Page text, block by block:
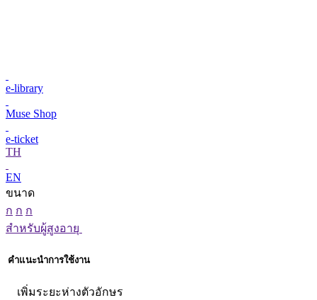
e-library
Muse Shop
e-ticket
TH
EN
ขนาด
ก ก ก
สำหรับผู้สูงอายุ
คำแนะนำการใช้งาน
เพิ่มระยะห่างตัวอักษร